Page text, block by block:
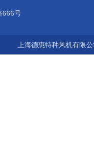
666号
上海德惠特种风机有限